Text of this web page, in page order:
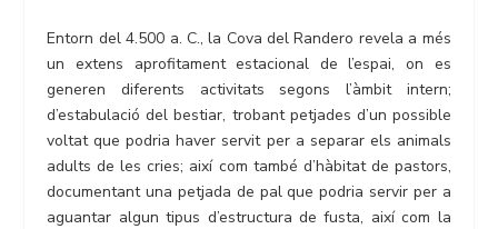
Entorn del 4.500 a. C., la Cova del Randero revela a més
un extens aprofitament estacional de l’espai, on es
generen diferents activitats segons l’àmbit intern;
d’estabulació del bestiar, trobant petjades d’un possible
voltat que podria haver servit per a separar els animals
adults de les cries; així com també d’hàbitat de pastors,
documentant una petjada de pal que podria servir per a
aguantar algun tipus d’estructura de fusta, així com la